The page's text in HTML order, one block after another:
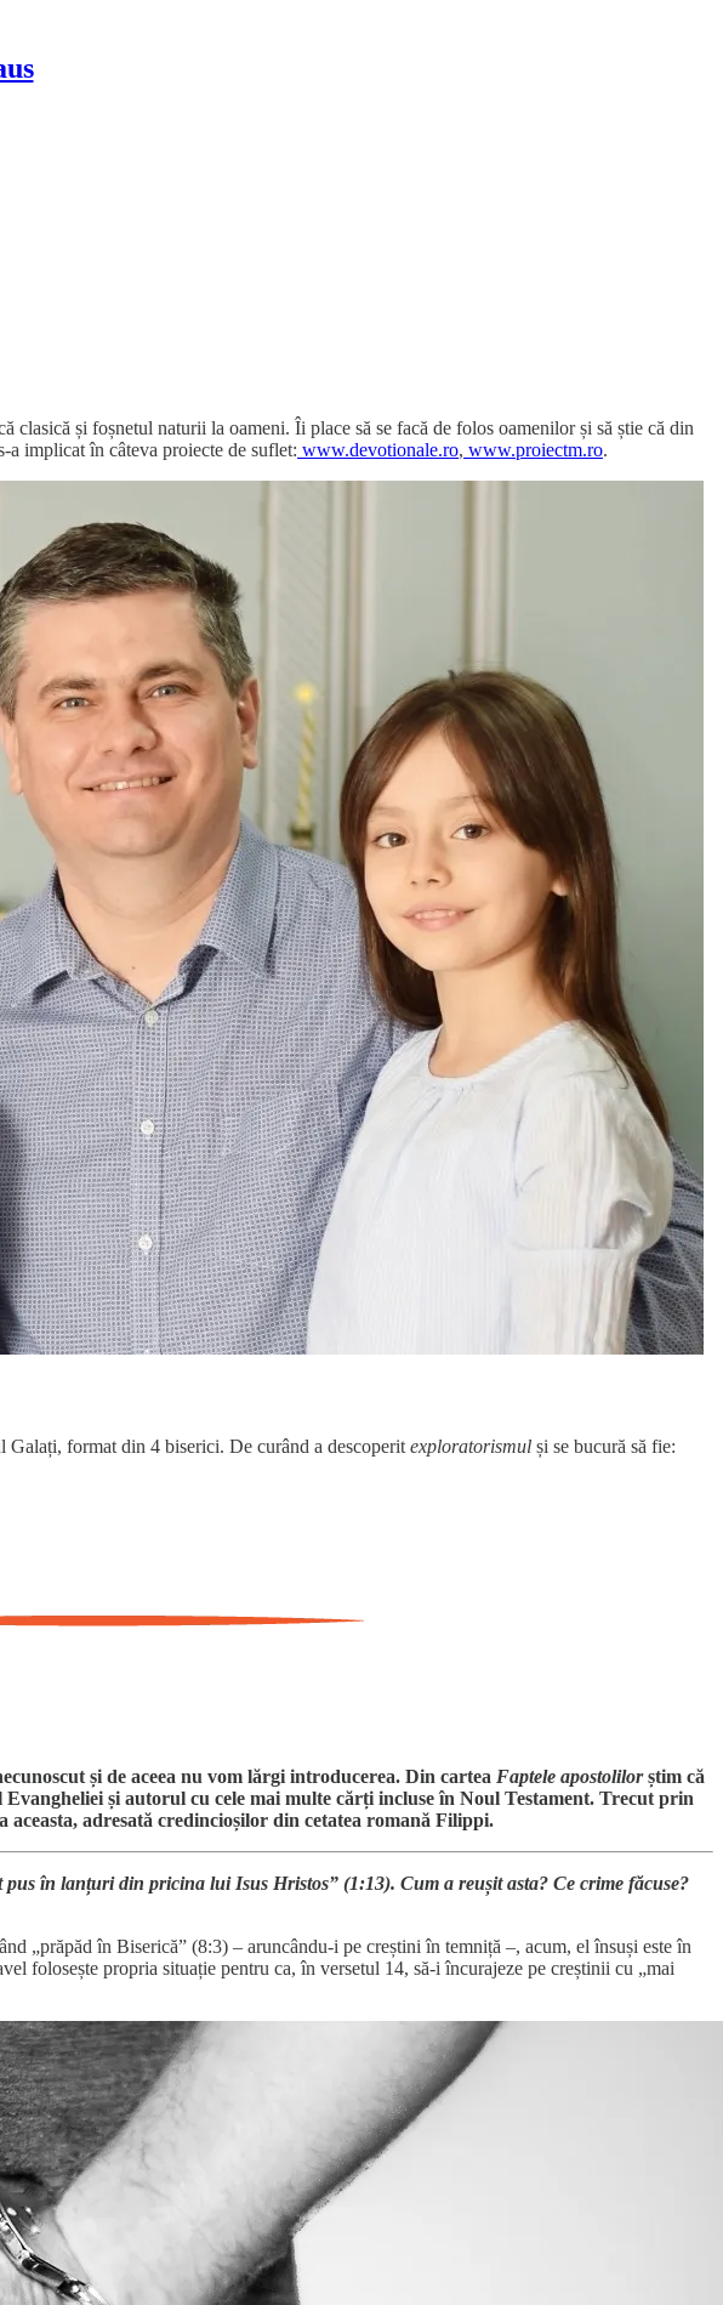
și foșnetul naturii la oameni. Îi place să se facă de folos oamenilor și să știe că din
a implicat în câteva proiecte de suflet: www.devotionale.ro, www.proiectm.ro.
format din 4 biserici. De curând a descoperit exploratorismul și se bucură să fie:
și de aceea nu vom lărgi introducerea. Din cartea Faptele apostolilorștim că
și autorul cu cele mai multe cărți incluse în Noul Testament. Trecut prin
adresată credincioșilor din cetatea romană Filippi.
în lanțuri din pricina lui Isus Hristos” (1:13). Cum a reușit asta? Ce crime făcuse?
„prăpăd în Biserică” (8:3) – aruncându-i pe creștini în temniță –, acum, el însuși este în
folosește propria situație pentru ca, în versetul 14, să-i încurajeze pe creștinii cu „mai